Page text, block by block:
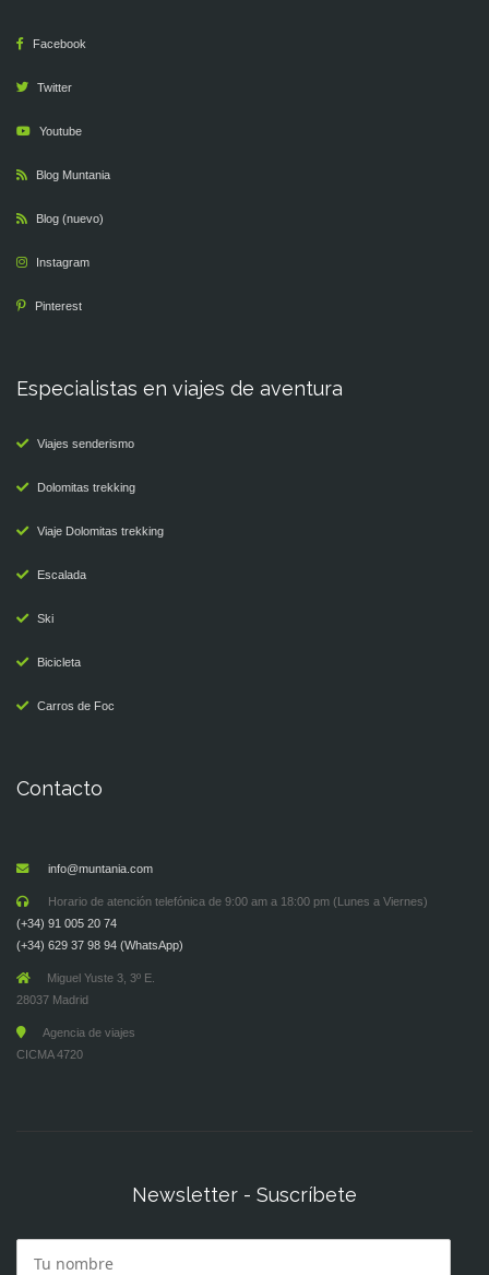
Facebook
Twitter
Youtube
Blog Muntania
Blog (nuevo)
Instagram
Pinterest
Especialistas en viajes de aventura
Viajes senderismo
Dolomitas trekking
Viaje Dolomitas trekking
Escalada
Ski
Bicicleta
Carros de Foc
Contacto
info@muntania.com
Horario de atención telefónica de 9:00 am a 18:00 pm (Lunes a Viernes)
(+34) 91 005 20 74
(+34) 629 37 98 94 (WhatsApp)
Miguel Yuste 3, 3º E.
28037 Madrid
Agencia de viajes
CICMA 4720
Newsletter - Suscríbete